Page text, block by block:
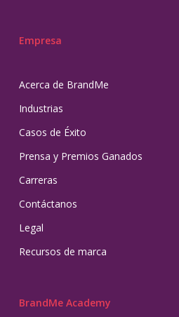
Empresa
Acerca de BrandMe
Industrias
Casos de Éxito
Prensa y Premios Ganados
Carreras
Contáctanos
Legal
Recursos de marca
BrandMe Academy